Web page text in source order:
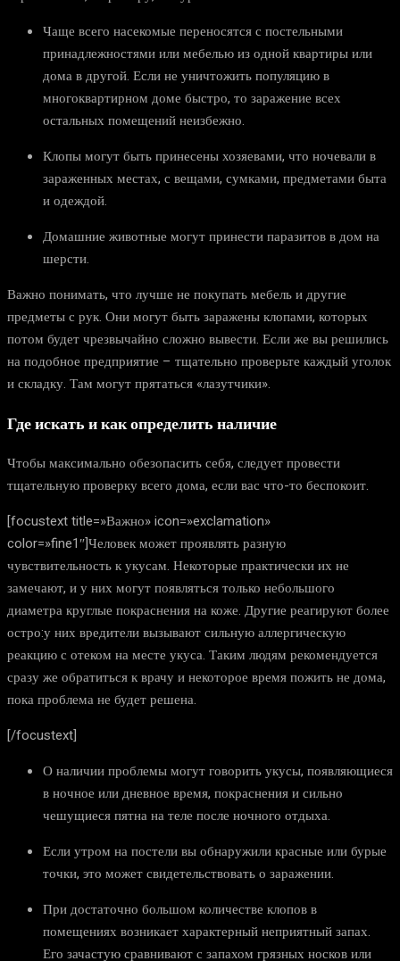
Чаще всего насекомые переносятся с постельными
принадлежностями или мебелью из одной квартиры или
дома в другой. Если не уничтожить популяцию в
многоквартирном доме быстро, то заражение всех
остальных помещений неизбежно.
Клопы могут быть принесены хозяевами, что ночевали в
зараженных местах, с вещами, сумками, предметами быта
и одеждой.
Домашние животные могут принести паразитов в дом на
шерсти.
Важно понимать, что лучше не покупать мебель и другие
предметы с рук. Они могут быть заражены клопами, которых
потом будет чрезвычайно сложно вывести. Если же вы решились
на подобное предприятие – тщательно проверьте каждый уголок
и складку. Там могут прятаться «лазутчики».
Где искать и как определить наличие
Чтобы максимально обезопасить себя, следует провести
тщательную проверку всего дома, если вас что-то беспокоит.
[focustext title=»Важно» icon=»exclamation»
color=»fine1″]Человек может проявлять разную
чувствительность к укусам. Некоторые практически их не
замечают, и у них могут появляться только небольшого
диаметра круглые покраснения на коже. Другие реагируют более
остро:у них вредители вызывают сильную аллергическую
реакцию с отеком на месте укуса. Таким людям рекомендуется
сразу же обратиться к врачу и некоторое время пожить не дома,
пока проблема не будет решена.
[/focustext]
О наличии проблемы могут говорить укусы, появляющиеся
в ночное или дневное время, покраснения и сильно
чешущиеся пятна на теле после ночного отдыха.
Если утром на постели вы обнаружили красные или бурые
точки, это может свидетельствовать о заражении.
При достаточно большом количестве клопов в
помещениях возникает характерный неприятный запах.
Его зачастую сравнивают с запахом грязных носков или